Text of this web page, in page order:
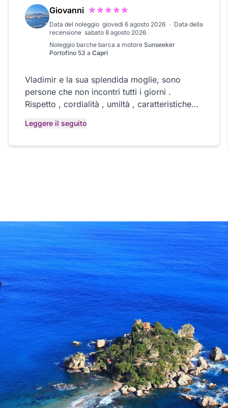
consigliatissimo
Giovanni
Data del noleggio giovedì 6 agosto 2026 · Data della
recensione sabato 8 agosto 2026
Noleggio barche barca a motore Sunseeker
Portofino 53 a Capri
Vladimir e la sua splendida moglie, sono
persone che non incontri tutti i giorni .
Rispetto , cordialità , umiltà , caratteristiche
da tutti . Vorrei tutti i clienti così
Leggere il seguito